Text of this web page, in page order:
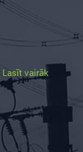
Lasīt vairāk